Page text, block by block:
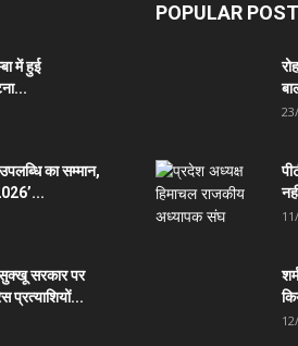
में हुई
का सम्मान,
सरकार पर
प्रत्याशियों...
POPULAR